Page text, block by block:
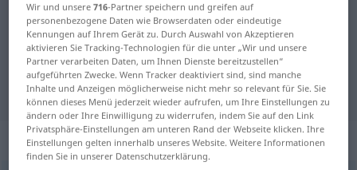
Deutsch-Kroatisch Übersetzung für
"Masche"
"Masche" Kroatisch Übersetzung
„Masche“: Femininum
Wir und unsere716-Partner speichern und greifen auf
personenbezogene Daten wie Browserdaten oder eindeutige
Kennungen auf Ihrem Gerät zu. Durch Auswahl von Akzeptieren
aktivieren Sie Tracking-Technologien für die unter „Wir und unsere
Partner verarbeiten Daten, um Ihnen Dienste bereitzustellen“
aufgeführten Zwecke. Wenn Tracker deaktiviert sind, sind manche
Inhalte und Anzeigen möglicherweise nicht mehr so relevant für Sie. Sie
können dieses Menü jederzeit wieder aufrufen, um Ihre Einstellungen zu
ändern oder Ihre Einwilligung zu widerrufen, indem Sie auf den Link
Privatsphäre-Einstellungen am unteren Rand der Webseite klicken. Ihre
Einstellungen gelten innerhalb unseres Website. Weitere Informationen
finden Sie in unserer Datenschutzerklärung.